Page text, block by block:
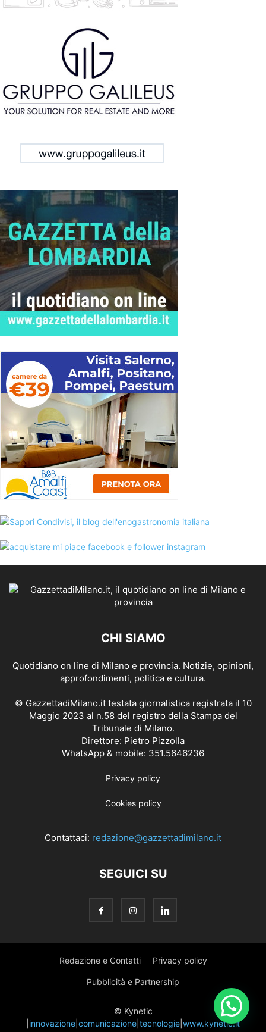
CHI SIAMO
Quotidiano on line di Milano e provincia. Notizie, opinioni,
approfondimenti, politica e cultura.
© GazzettadiMilano.it testata giornalistica registrata il 10
Maggio 2023 al n.58 del registro della Stampa del
Tribunale di Milano.
Direttore: Pietro Pizzolla
WhatsApp & mobile: 351.5646236
Privacy policy
Cookies policy
Contattaci: redazione@gazzettadimilano.it
SEGUICI SU
Redazione e Contatti Privacy policy
Pubblicità e Partnership
© Kynetic
innovazione comunicazione tecnologie www.kynetic.it